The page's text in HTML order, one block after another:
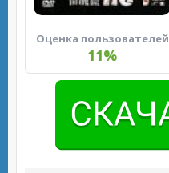
Оценка пользователей
11%